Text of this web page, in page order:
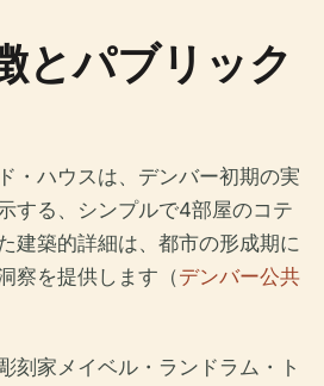
とパブリック
・ハウスは、デンバー初期の実
する、シンプルで4部屋のコテ
建築的詳細は、都市の形成期に
察を提供します（デンバー公共
刻家メイベル・ランドラム・ト